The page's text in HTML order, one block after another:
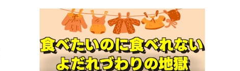
ニティワンピ